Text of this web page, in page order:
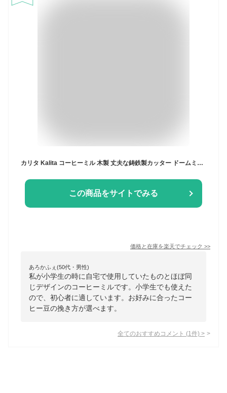
カリタ Kalita コーヒーミル 木製 丈夫な鋳鉄製カッター ドームミル 粗さ調整可能 手挽きコーヒーミル #42033 ミル グラインダー ハンドミル 手動 コーヒー初心者 小型 持ち運び 登山 カフェ インテリア レトロ 昭和 北欧 おしゃれ キャンプ アウトドア 喫茶店 アンティ
この商品をサイトでみる
価格と在庫を楽天でチェック >>
あろかふぇ(50代・男性)
私が小学生の時に自宅で使用していたものとほぼ同
じデザインのコーヒーミルです。小学生でも使えた
ので、初心者に適しています。お好みに合ったコー
ヒー豆の挽き方が選べます。
全てのおすすめコメント (1 件) >